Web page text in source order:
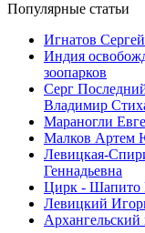
Популярные cтатьи
Игнатов
Индия
зоопарков
Серг
Владимир
Мараногли
Малков Артем
Левицкая-
Геннадьевна
Цирк - Шапито
Левицкий